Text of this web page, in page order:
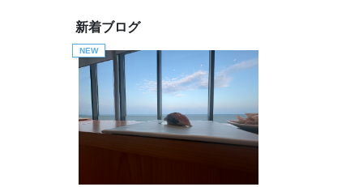
新着ブログ
NEW